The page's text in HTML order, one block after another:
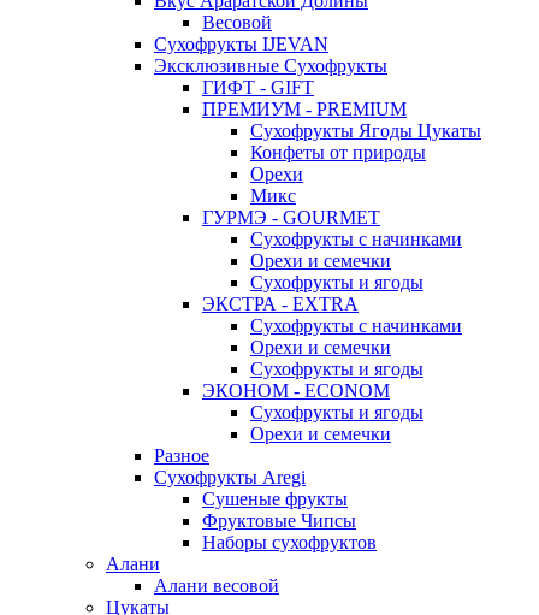
Весовой
Сухофрукты IJEVAN
Эксклюзивные Сухофрукты
ГИФТ - GIFT
ПРЕМИУМ - PREMIUM
Сухофрукты Ягоды Цукаты
Конфеты от природы
Орехи
Микс
ГУРМЭ - GOURMET
Сухофрукты с начинками
Орехи и семечки
Сухофрукты и ягоды
ЭКСТРА - EXTRA
Сухофрукты с начинками
Орехи и семечки
Сухофрукты и ягоды
ЭКОНОМ - ECONOM
Сухофрукты и ягоды
Орехи и семечки
Разное
Сухофрукты Aregi
Сушеные фрукты
Фруктовые Чипсы
Наборы сухофруктов
Алани
Алани весовой
Цукаты